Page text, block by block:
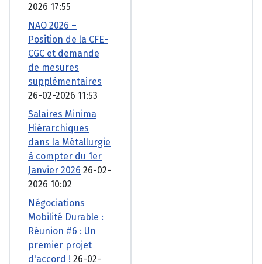
2026 17:55
NAO 2026 –
Position de la CFE-
CGC et demande
de mesures
supplémentaires
26-02-2026 11:53
Salaires Minima
Hiérarchiques
dans la Métallurgie
à compter du 1er
Janvier 2026 26-02-
2026 10:02
Négociations
Mobilité Durable :
Réunion #6 : Un
premier projet
d'accord ! 26-02-